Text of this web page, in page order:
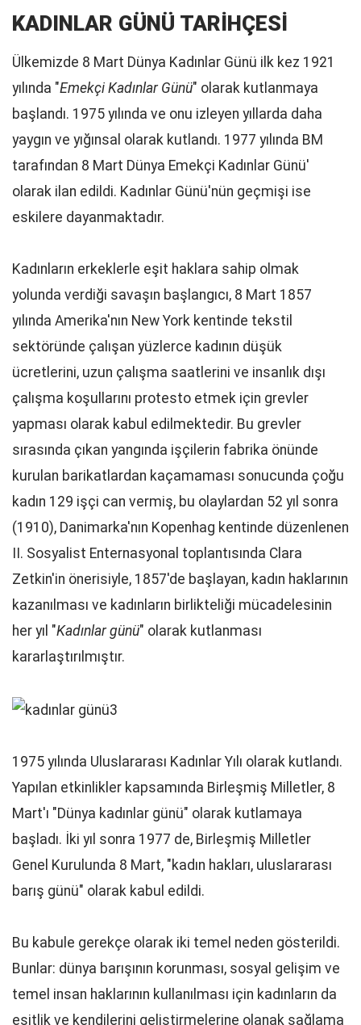
KADINLAR GÜNÜ TARİHÇESİ
Ülkemizde 8 Mart Dünya Kadınlar Günü ilk kez 1921
yılında "Emekçi Kadınlar Günü" olarak kutlanmaya
başlandı. 1975 yılında ve onu izleyen yıllarda daha
yaygın ve yığınsal olarak kutlandı. 1977 yılında BM
tarafından 8 Mart Dünya Emekçi Kadınlar Günü'
olarak ilan edildi. Kadınlar Günü'nün geçmişi ise
eskilere dayanmaktadır.
Kadınların erkeklerle eşit haklara sahip olmak
yolunda verdiği savaşın başlangıcı, 8 Mart 1857
yılında Amerika'nın New York kentinde tekstil
sektöründe çalışan yüzlerce kadının düşük
ücretlerini, uzun çalışma saatlerini ve insanlık dışı
çalışma koşullarını protesto etmek için grevler
yapması olarak kabul edilmektedir. Bu grevler
sırasında çıkan yangında işçilerin fabrika önünde
kurulan barikatlardan kaçamaması sonucunda çoğu
kadın 129 işçi can vermiş, bu olaylardan 52 yıl sonra
(1910), Danimarka'nın Kopenhag kentinde düzenlenen
II. Sosyalist Enternasyonal toplantısında Clara
Zetkin'in önerisiyle, 1857'de başlayan, kadın haklarının
kazanılması ve kadınların birlikteliği mücadelesinin
her yıl "Kadınlar günü" olarak kutlanması
kararlaştırılmıştır.
1975 yılında Uluslararası Kadınlar Yılı olarak kutlandı.
Yapılan etkinlikler kapsamında Birleşmiş Milletler, 8
Mart'ı "Dünya kadınlar günü" olarak kutlamaya
başladı. İki yıl sonra 1977 de, Birleşmiş Milletler
Genel Kurulunda 8 Mart, "kadın hakları, uluslararası
barış günü" olarak kabul edildi.
Bu kabule gerekçe olarak iki temel neden gösterildi.
Bunlar: dünya barışının korunması, sosyal gelişim ve
temel insan haklarının kullanılması için kadınların da
eşitlik ve kendilerini geliştirmelerine olanak sağlama